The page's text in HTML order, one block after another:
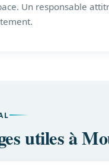
Un responsable
utiles à